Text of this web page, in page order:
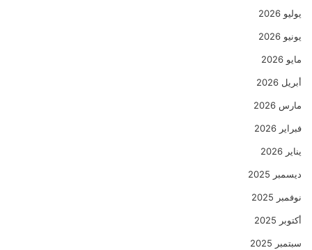
يوليو 2026
يونيو 2026
مايو 2026
أبريل 2026
مارس 2026
فبراير 2026
يناير 2026
ديسمبر 2025
نوفمبر 2025
أكتوبر 2025
سبتمبر 2025